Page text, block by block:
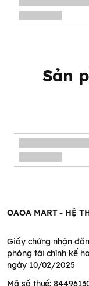
Sản
OAOA MART - HỆ
Giấy chứng nhận
phòng tài chính kế
ngày 10/02/2025